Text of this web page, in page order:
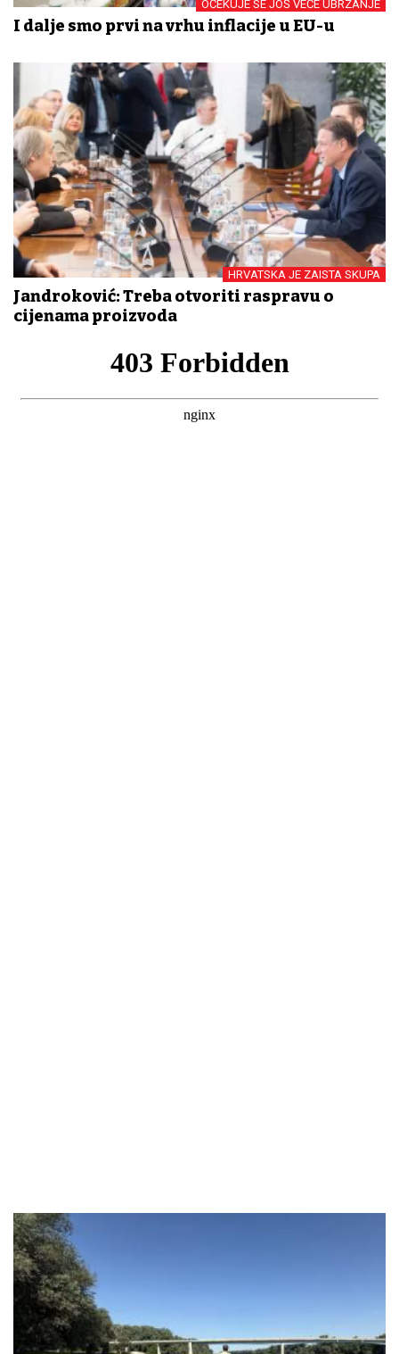
OČEKUJE SE JOŠ VEĆE UBRZANJE
I dalje smo prvi na vrhu inflacije u EU-u
HRVATSKA JE ZAISTA SKUPA
Jandroković: Treba otvoriti raspravu o
cijenama proizvoda